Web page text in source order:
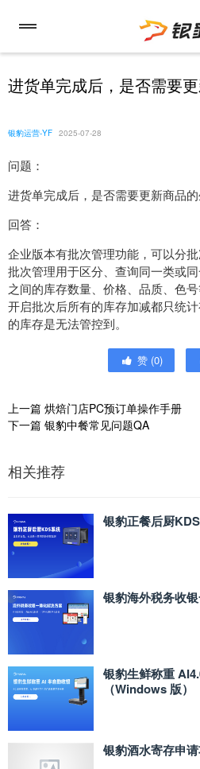
进货单完成后，是否需要
银豹运营-YF 2025-07-28
问题：
进货单完成后，是否需要更新商品
回答：
企业版本有批次管理功能，可以分批
批次管理用于区分、查询同一类或
之间的库存数量、价格、品质、色号
开启批次后所有的库存加减都只统
的库存是无法管控到。
赞 (0)
上一篇 烘焙门店PC预订单操作手册
下一篇 银豹中餐常见问题QA
相关推荐
银豹正餐后厨
银豹海外税务收
银豹生鲜称重
（Windows 版）
银豹酒水寄存申